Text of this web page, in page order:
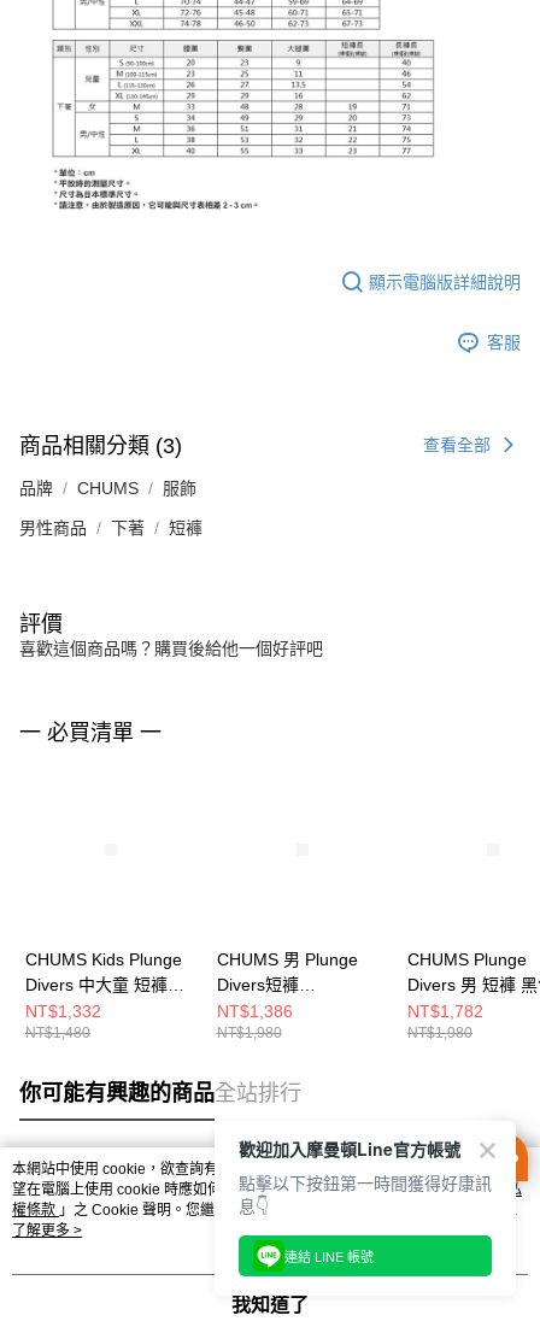
顯示電腦版詳細說明
客服
商品相關分類 (3) 查看全部
品牌 CHUMS 服飾
男性商品 下著 短褲
評價
喜歡這個商品嗎？購買後給他一個好評吧
一 必買清單 一
CHUMS Kids Plunge
Divers 中大童 短褲
Red Crazy
CH231131C092
NT$1,332
NT$1,480
CHUMS 男 Plunge
Divers短褲
CH031330B005
NT$1,386
NT$1,980
CHUMS Plunge
Divers 男 短褲
CH031428K001
NT$1,782
NT$1,980
你可能有興趣的商品全站排行
熱門標籤
本網站中使用 cookie，欲查詢有關本網站使用 cookie 方式之詳情，及若您不希
望在電腦上使用 cookie 時應如何變更電腦的 cookie 設定，請參閱本網站「
隱私
權條款 」之 Cookie 聲明。您繼續使用本網站即表示您同意本公司得按本網站使
用條款之 Cookie 聲明使用 cookie。
了解更多 >
我知道了
歡迎加入摩曼頓Line官方帳號
點擊以下按鈕第一時間獲得好康訊
息👇
連結 LINE 帳號